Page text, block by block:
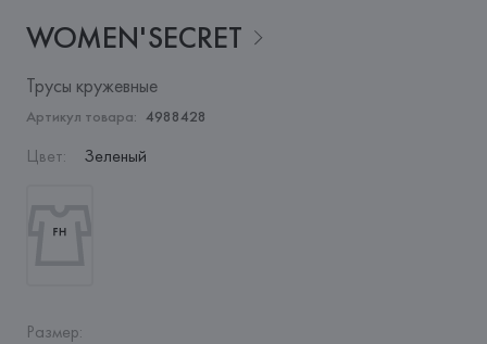
WOMEN'SECRET
Трусы кружевные
Артикул товара: 4988428
Цвет: Зеленый
Размер: